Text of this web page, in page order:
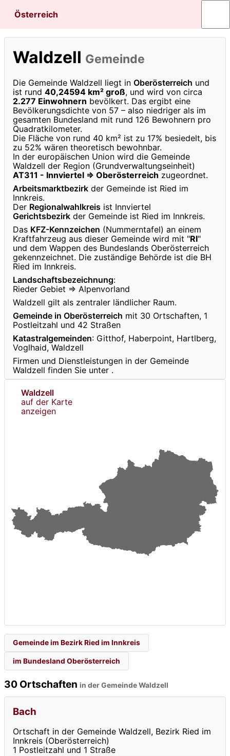
Österreich
Waldzell Gemeinde
Die Gemeinde Waldzell liegt in Oberösterreich und
ist rund 40,24594 km² groß, und wird von circa
2.277 Einwohnern bevölkert. Das ergibt eine
Bevölkerungsdichte von 57 – also niedriger als im
gesamten Bundesland mit rund 126 Bewohnern pro
Quadratkilometer.
Die Fläche von rund 40 km² ist zu 17% besiedelt, bis
zu 52% wären theoretisch bewohnbar.
In der europäischen Union wird die Gemeinde
Waldzell der Region (Grundverwaltungseinheit)
AT311 - Innviertel ⇒ Oberösterreich zugeordnet.
Arbeitsmarktbezirk der Gemeinde ist Ried im
Innkreis.
Der Regionalwahlkreis ist Innviertel
Gerichtsbezirk der Gemeinde ist Ried im Innkreis.
Das KFZ-Kennzeichen (Nummerntafel) an einem
Kraftfahrzeug aus dieser Gemeinde wird mit "RI"
und dem Wappen des Bundeslands Oberösterreich
gekennzeichnet. Die zuständige Behörde ist die BH
Ried im Innkreis.
Landschaftsbezeichnung:
Rieder Gebiet ⇒ Alpenvorland
Waldzell gilt als zentraler ländlicher Raum.
Gemeinde in Oberösterreich mit 30 Ortschaften, 1
Postleitzahl und 42 Straßen
Katastralgemeinden: Gitthof, Haberpoint, Hartlberg,
Voglhaid, Waldzell
Firmen und Dienstleistungen in der Gemeinde
Waldzell finden Sie unter .
Waldzell
auf der Karte
anzeigen
Gemeinde im Bezirk Ried im Innkreis
im Bundesland Oberösterreich
30 Ortschaften in der Gemeinde Waldzell
Bach
Ortschaft in der Gemeinde Waldzell, Bezirk Ried im
Innkreis (Oberösterreich)
1 Postleitzahl und 1 Straße